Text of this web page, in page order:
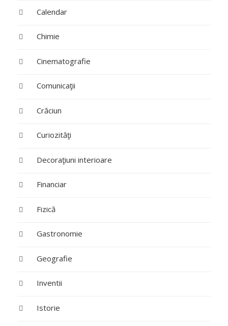
Calendar
Chimie
Cinematografie
Comunicaţii
Crăciun
Curiozităţi
Decoraţiuni interioare
Financiar
Fizică
Gastronomie
Geografie
Inventii
Istorie